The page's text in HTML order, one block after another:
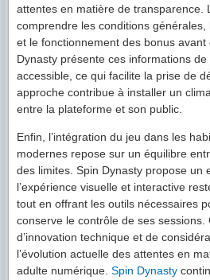
attentes en matière de transparence.
comprendre les conditions
et le fonctionnement des bonus avant
Dynasty présente ces informations
accessible, ce qui facilite la prise de
approche contribue à installer un
entre la plateforme et son public.
Enfin, l’intégration du jeu dans les
modernes repose sur un équilibre
des limites. Spin Dynasty propose un
l’expérience visuelle et interactive
tout en offrant les outils nécessaires
conserve le contrôle de ses sessions.
d’innovation technique et de
l’évolution actuelle des attentes en
adulte numérique. Spin Dynasty